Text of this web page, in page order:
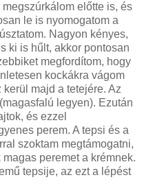
előtte is, és
le is nyomogatom a
Nagyon kényes,
ki is hűlt, akkor pontosan
megfordítom, hogy
kockákra vágom
majd a tetejére. Az
legyen). Ezután
és ezzel
perem. A tepsi és a
szoktam megtámogatni,
peremet a krémnek.
tepsije, az ezt a lépést